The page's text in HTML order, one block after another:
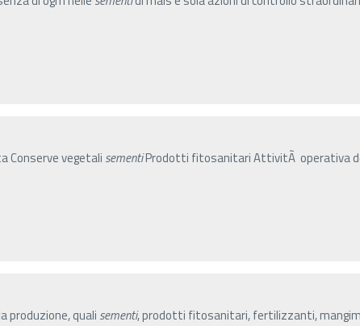
Conserve vegetali sementiProdotti fitosanitari AttivitÃ operativa
produzione, quali sementi, prodotti fitosanitari, fertilizzanti,